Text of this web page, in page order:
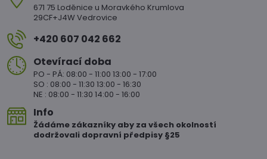
671 75 Loděnice u Moravkého Krumlova
29CF+J4W Vedrovice
+420 607 042 662
Otevírací doba
PO - PÁ: 08:00 - 11:00 13:00 - 17:00
SO : 08:00 - 11:30 13:00 - 16:30
NE : 08:00 - 11:30 14:00 - 16:00
Info
Žádáme zákazníky aby za všech okolností
dodržovali dopravní předpisy §25